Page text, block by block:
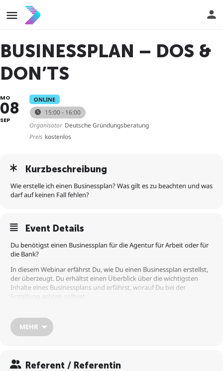
BUSINESSPLAN – DOS &
DON’TS
MO
08
SEP
ONLINE
15:00 - 16:00
Organisator Deutsche Gründungsberatung
Preis kostenlos
Kurzbeschreibung
Wie erstelle ich einen Businessplan? Was gilt es zu beachten und was
darf auf keinen Fall fehlen?
Event Details
Du benötigst einen Businessplan für die Agentur für Arbeit oder für
die Bank?
In diesem Webinar erfährst Du, wie Du einen Businessplan erstellst,
der überzeugt. Du erhältst einen Überblick über die wichtigsten
Inhalte eines Businessplans und erfährst, worauf Du bei der
Erstellung achten solltest.
Webinare dienen lediglich dazu, wichtiges Wissen zu vermitteln.
Weitere informative Webinare findest Du unter:
39114779153
MEHR
Referent / Referentin